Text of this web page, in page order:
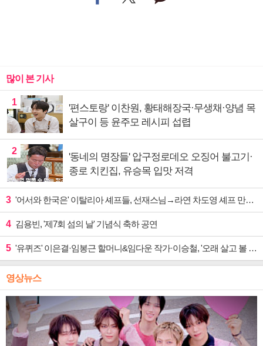
많이 본 기사
1
'편스토랑' 이찬원, 황태해장국·무생채·양념 목
살구이 등 윤주모 레시피 섭렵
2
'동네의 명장들' 압구정로데오 오징어 불고기·
종로 치킨집, 유승목 입맛 저격
3 '어서와 한국은' 이탈리아 셰프들, 선재스님→라연 차도영 셰프 만난다
4 김용빈, '제7회 섬의 날' 기념식 축하 공연
5 '유퀴즈' 이은결·임봉근 할머니&임다운 작가·이승철, '오래 살고 볼 일' 특집 출격
영상뉴스